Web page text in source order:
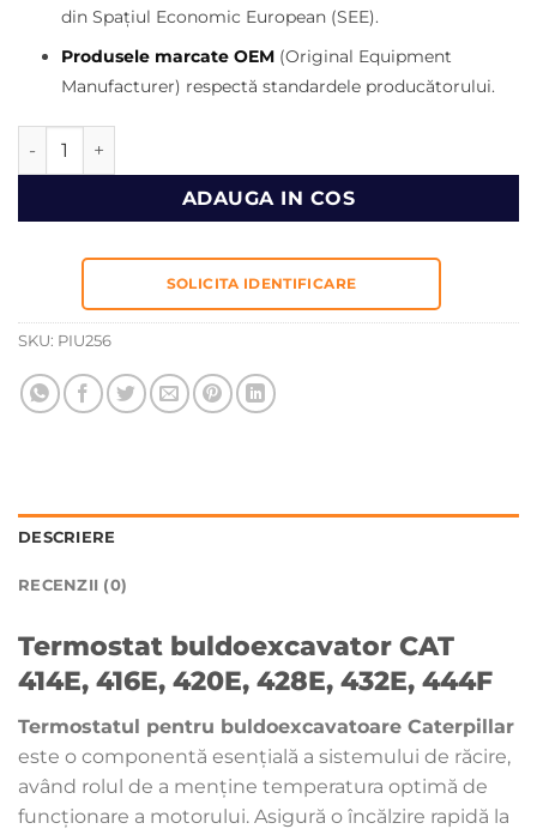
din Spațiul Economic European (SEE).
Produsele marcate OEM (Original Equipment
Manufacturer) respectă standardele producătorului.
Cantitate Termostat buldoexcavator CAT 414E, 416E, 420E,
ADAUGA IN COS
SOLICITA IDENTIFICARE
SKU: PIU256
DESCRIERE
RECENZII (0)
Termostat buldoexcavator CAT
414E, 416E, 420E, 428E, 432E, 444F
Termostatul pentru buldoexcavatoare Caterpillar
este o componentă esențială a sistemului de răcire,
având rolul de a menține temperatura optimă de
funcționare a motorului. Asigură o încălzire rapidă la